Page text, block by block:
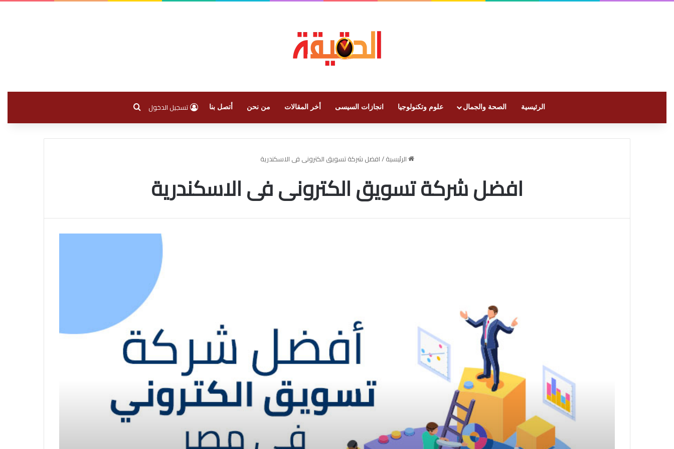
الرئيسية الصحة والجمال علوم وتكنولوجيا انجازات السيسى أخر المقالات من نحن أتصل بنا تسجيل الدخول
الرئيسية/افضل شركة تسويق الكترونى فى الاسكندرية
افضل شركة تسويق الكترونى فى الاسكندرية